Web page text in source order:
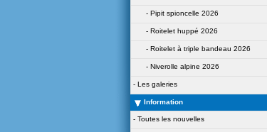
- Pipit spioncelle 2026
- Roitelet huppé 2026
- Roitelet à triple bandeau 2026
- Niverolle alpine 2026
- Les galeries
Information
- Toutes les nouvelles